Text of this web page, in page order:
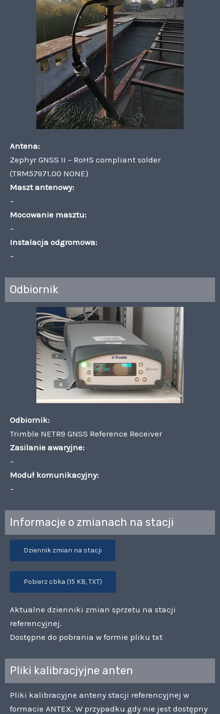
Antena:
Zephyr GNSS II – RoHS compliant solder
(TRM57971.00 NONE)
Maszt antenowy:
–
Mocowanie masztu:
–
Instalacja odgromowa:
–
Odbiornik
Odbiornik:
Trimble NETR9 GNSS Reference Receiver
Zasilanie awaryjne:
–
Moduł komunikacyjny:
–
Informacje o zmianach na stacji
Dziennik zmian na stacji
Pobierz cbka (15 KB, TXT)
Aktualne dzienniki zmian sprzetu na stacji
referencyjnej.
Dostępne do pobrania w formie pliku txt
Pliki kalibracjyjne anten
Pliki kalibracyjne anteny stacji referencyjnej w
formacie ANTEX. W przypadku gdy nie jest dostępny